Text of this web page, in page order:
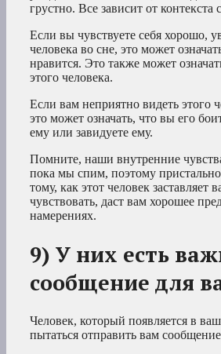
грустно. Все зависит от контекста
Если вы чувствуете себя хорошо,
человека во сне, это может
нравится. Это также может
этого человека.
Если вам неприятно видеть этого
это может означать, что вы его
ему или завидуете ему.
Помните, наши внутренние
пока мы спим, поэтому
тому, как этот человек заставляет
чувствовать, даст вам хорошее
намерениях.
9) У них есть
сообщение для
Человек, который появляется в
пытаться отправить вам